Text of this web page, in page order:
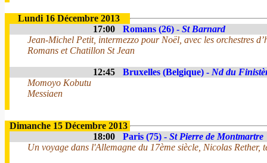
Lundi 16 Décembre 2013
17:00
Romans (26) - St Barnard
Jean-Michel Petit, intermezzo pour Noël, avec les orchestres
Romans et Chatillon St Jean
12:45 Bruxelles (Belgique) - Nd du
Momoyo Kobutu
Messiaen
Dimanche 15 Décembre 2013
18:00
Paris (75) - St Pierre de Montmartre
Un voyage dans l'Allemagne du 17ème siècle, Nicolas Rether,